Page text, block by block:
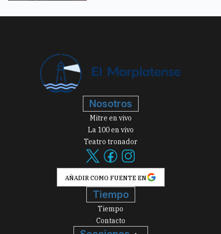
Nosotros
Mitre en vivo
La 100 en vivo
Teatro tronador
AÑADIR COMO FUENTE EN
Tiempo
Tiempo
Contacto